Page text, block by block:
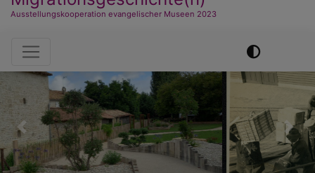
Ausstellungskooperation evangelischer Museen 2023
Hauptnavigation
Previous Next